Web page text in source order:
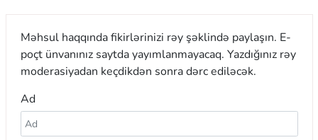
Məhsul haqqında fikirlərinizi rəy şəklində paylaşın. E-
poçt ünvanınız saytda yayımlanmayacaq. Yazdığınız rəy
moderasiyadan keçdikdən sonra dərc ediləcək.
Ad